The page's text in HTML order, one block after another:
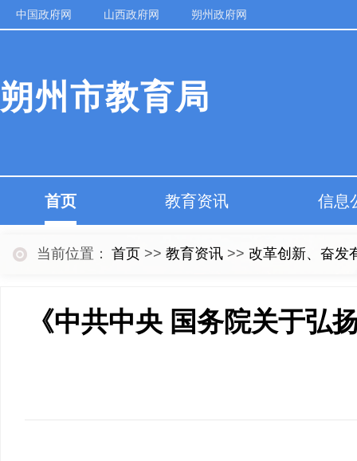
中国政府网 山西政府网 朔州政府网
朔州市教育局
首页 教育资讯 信息
当前位置： 首页 >> 教育资讯 >> 改革创新、奋发
《中共中央 国务院关于弘